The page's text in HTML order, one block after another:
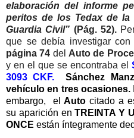
elaboración del informe
peritos de los Tedax de
Guardia Civil” (Pág. 52).
que se debía investigar con
página 74 del Auto de
y en el que se encontraba el
3093 CKF.Sánchez
vehículo en tres ocasiones.
embargo, el Auto citado a
su aparición enTREINTA Y
ONCE están íntegramente